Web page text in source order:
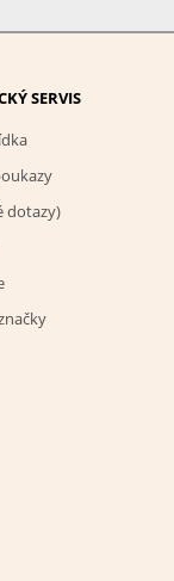
SERVIS
dotazy)